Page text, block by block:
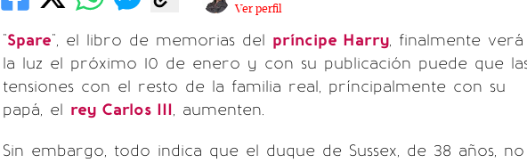
Ver perfil
"Spare", el libro de memorias del príncipe Harry, finalmente verá
la luz el próximo 10 de enero y con su publicación puede que
tensiones con el resto de la familia real, príncipalmente con su
papá, el rey Carlos III, aumenten.
Sin embargo, todo indica que el duque de Sussex, de 38 años, no